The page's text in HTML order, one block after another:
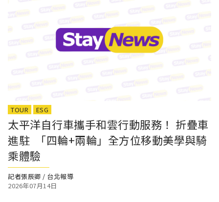
TOUR ESG
太平洋自行車攜手和雲行動服務！ 折疊車
進駐 「四輪+兩輪」全方位移動美學與騎
乘體驗
記者張辰卿 / 台北報導
2026年07月14日